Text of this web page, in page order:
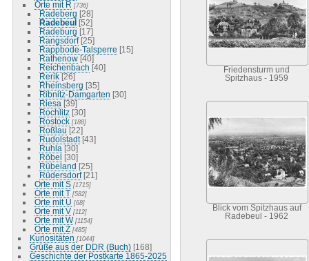
Orte mit R [736]
Radeberg [28]
Radebeul [52]
Radeburg [17]
Rangsdorf [25]
Rappbode-Talsperre [15]
Rathenow [40]
Reichenbach [40]
Rerik [26]
Rheinsberg [35]
Ribnitz-Damgarten [30]
Riesa [39]
Rochlitz [30]
Rostock [188]
Roßlau [22]
Rudolstadt [43]
Ruhla [30]
Röbel [30]
Rübeland [25]
Rüdersdorf [21]
Orte mit S [1715]
Orte mit T [582]
Orte mit U [68]
Orte mit V [112]
Orte mit W [1154]
Orte mit Z [485]
Kuriositäten [1044]
Grüße aus der DDR (Buch) [168]
Geschichte der Postkarte 1865-2025
Friedensturm und
Spitzhaus - 1959
Blick vom Spitzhaus auf
Radebeul - 1962